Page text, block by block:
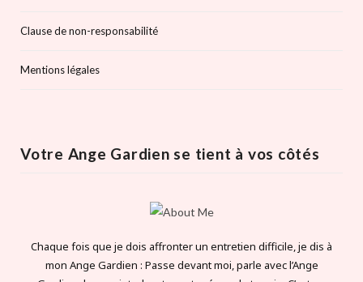
Clause de non-responsabilité
Mentions légales
Votre Ange Gardien se tient à vos côtés
Chaque fois que je dois affronter un entretien difficile, je dis à
mon Ange Gardien : Passe devant moi, parle avec l’Ange